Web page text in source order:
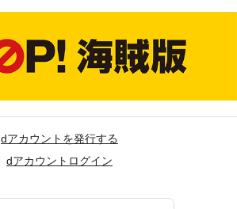
dアカウントを発行する
dアカウントログイン